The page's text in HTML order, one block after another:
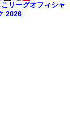
リーグオフィシャ
2026